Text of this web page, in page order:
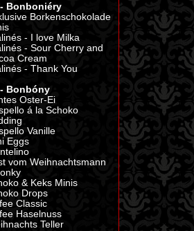
Bonboniéry
Borkenschokolade
- I love Milka
- Sour Cherry and
Cream
- Thank You
Bonbóny
Oster-Ei
á la Schoko
Vanille
Eggs
vom Weihnachtsmann
& Keks Minis
Drops
Classic
Haselnuss
Teller